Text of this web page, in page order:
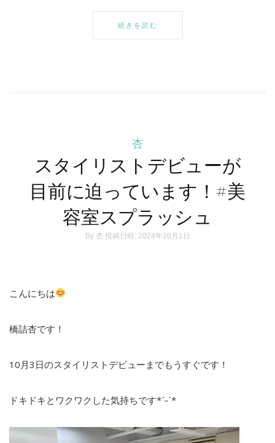
続きを読む
杏
スタイリストデビューが
目前に迫っています！#美
容室スプラッシュ
By 杏 投稿日時: 2024年10月1日
こんにちは
橋詰杏です！
10月3日のスタイリストデビューまでもうすぐです！
ドキドキとワクワクした気持ちです*ˊᵕˋ*